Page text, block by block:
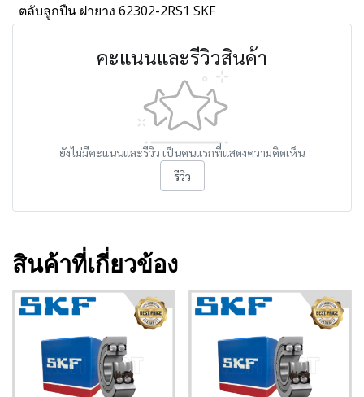
ตลับลูกปืน ฝายาง 62302-2RS1 SKF
คะแนนและรีวิวสินค้า
ยังไม่มีคะแนนและรีวิว เป็นคนแรกที่แสดงความคิดเห็น
รีวิว
สินค้าที่เกี่ยวข้อง